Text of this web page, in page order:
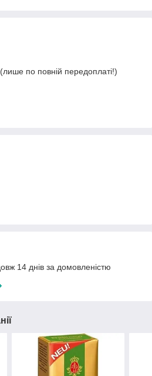
по повній передоплаті!)
14 днів за домовленістю